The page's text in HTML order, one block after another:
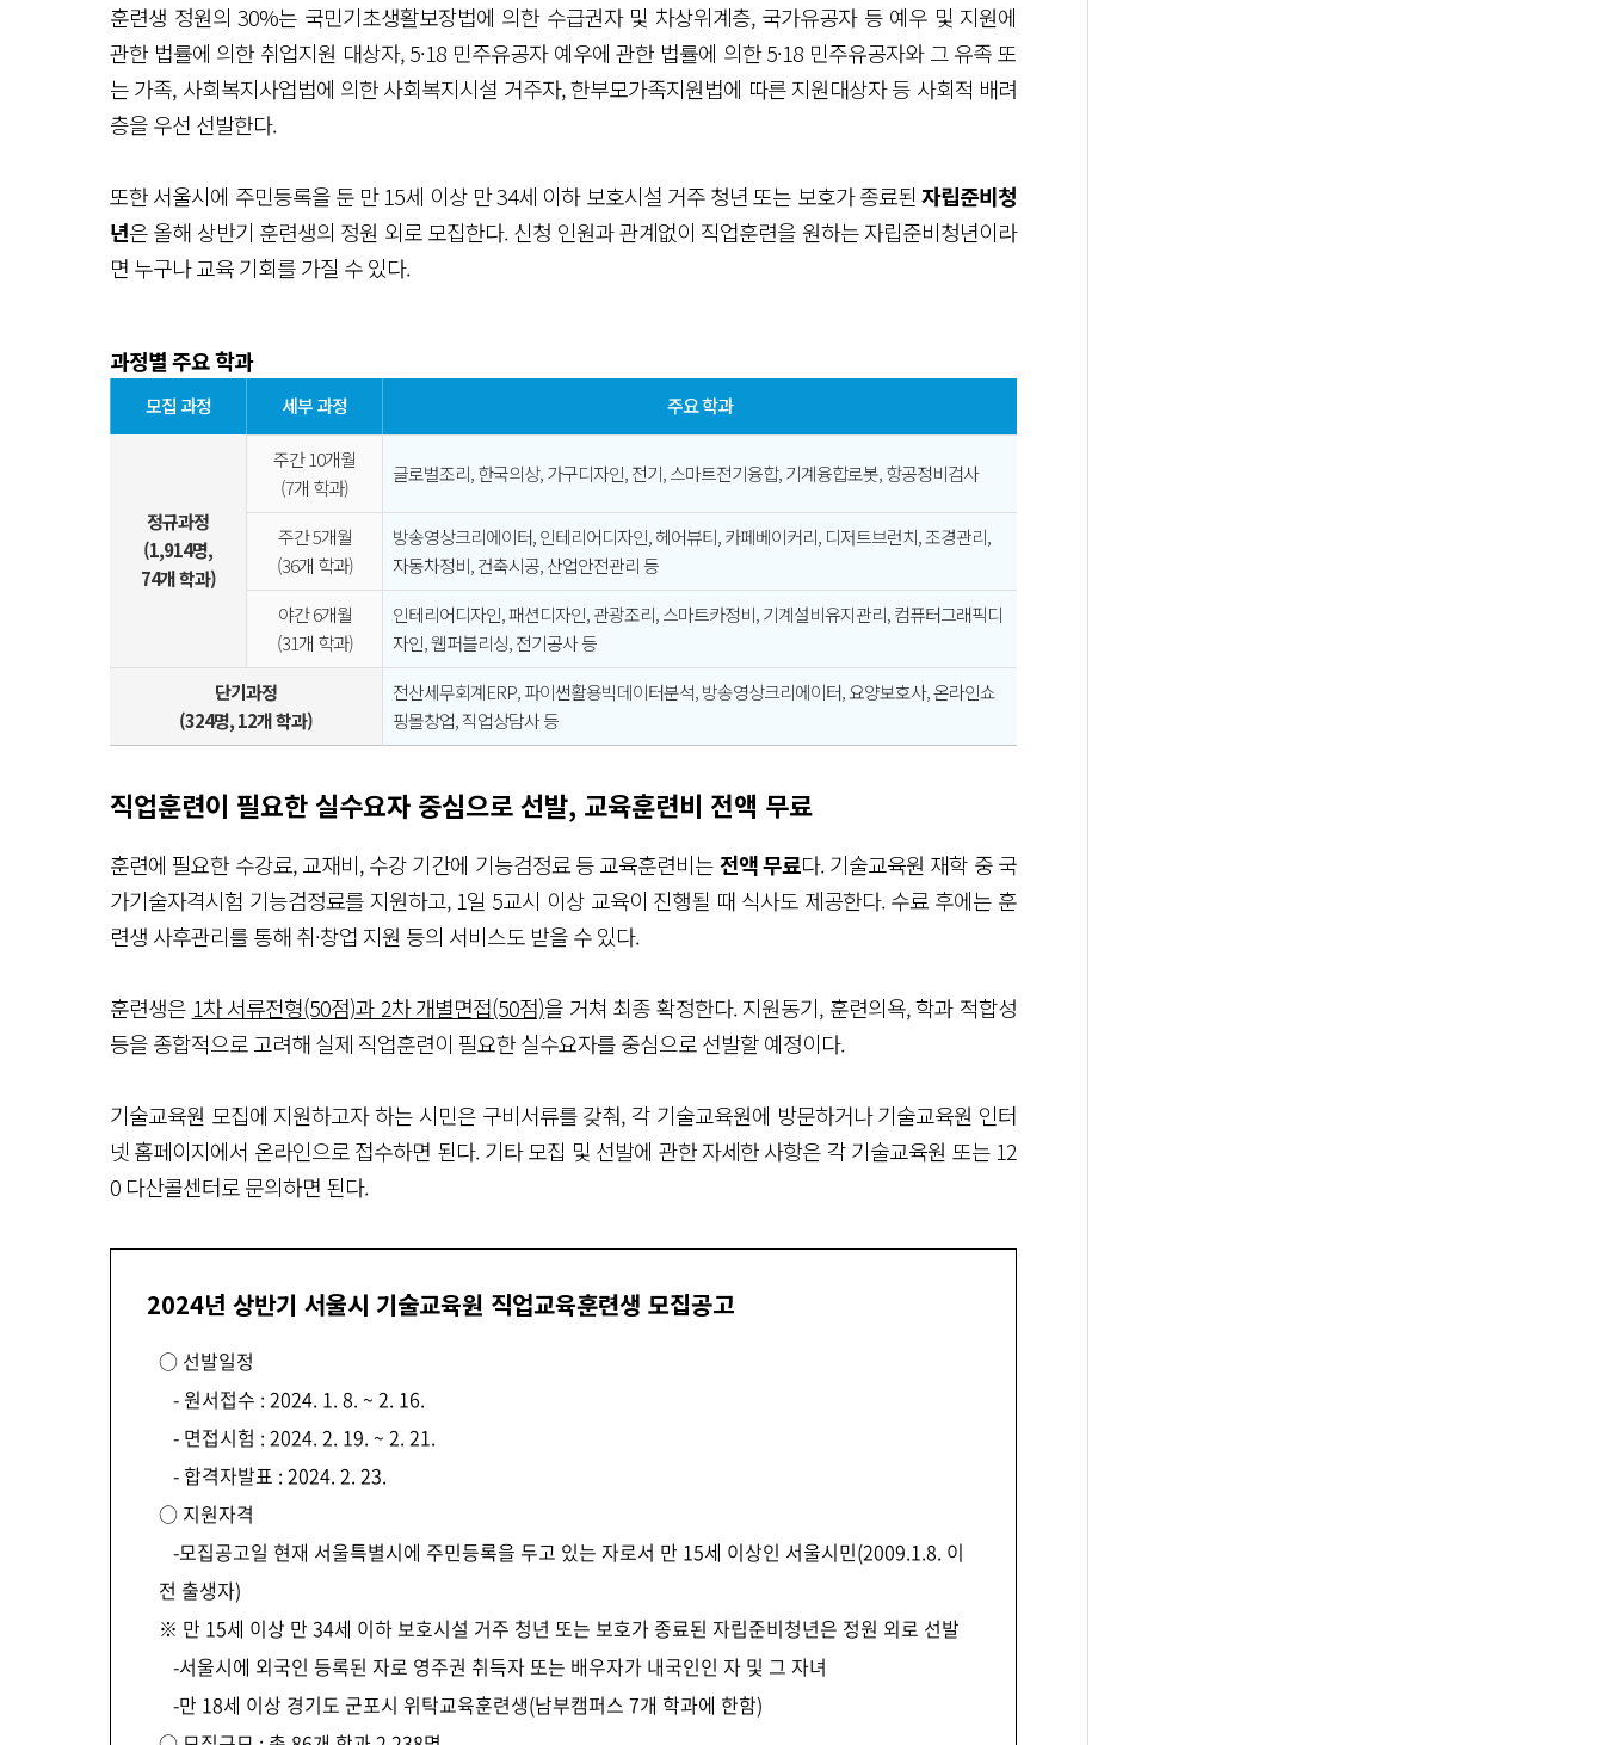
훈련생 정원의 30%는 국민기초생활보장법에 의한 수급권자 및 차상위계층, 국가유공자 등 예우 및 지원에
관한 법률에 의한 취업지원 대상자, 5·18 민주유공자 예우에 관한 법률에 의한 5·18 민주유공자와 그 유족 또
는 가족, 사회복지사업법에 의한 사회복지시설 거주자, 한부모가족지원법에 따른 지원대상자 등 사회적 배려
층을 우선 선발한다.
또한 서울시에 주민등록을 둔 만 15세 이상 만 34세 이하 보호시설 거주 청년 또는 보호가 종료된 자립준비청
년은 올해 상반기 훈련생의 정원 외로 모집한다. 신청 인원과 관계없이 직업훈련을 원하는 자립준비청년이라
면 누구나 교육 기회를 가질 수 있다.
과정별 주요 학과
모집 과정 세부 과정 주요 학과
정규과정
(1,914명,
74개 학과)
주간 10개월
(7개 학과)
글로벌조리, 한국의상, 가구디자인, 전기, 스마트전기융합, 기계융합로봇, 항공정비검사
주간 5개월
(36개 학과)
방송영상크리에이터, 인테리어디자인, 헤어뷰티, 카페베이커리, 디저트브런치, 조경관리,
자동차정비, 건축시공, 산업안전관리 등
야간 6개월
(31개 학과)
인테리어디자인, 패션디자인, 관광조리, 스마트카정비, 기계설비유지관리, 컴퓨터그래픽디
자인, 웹퍼블리싱, 전기공사 등
단기과정
(324명, 12개 학과)
전산세무회계ERP, 파이썬활용빅데이터분석, 방송영상크리에이터, 요양보호사, 온라인쇼
핑몰창업, 직업상담사 등
직업훈련이 필요한 실수요자 중심으로 선발, 교육훈련비 전액 무료
훈련에 필요한 수강료, 교재비, 수강 기간에 기능검정료 등 교육훈련비는전액 무료다. 기술교육원 재학 중 국
가기술자격시험 기능검정료를 지원하고, 1일 5교시 이상 교육이 진행될 때 식사도 제공한다. 수료 후에는 훈
련생 사후관리를 통해 취·창업 지원 등의 서비스도 받을 수 있다.
훈련생은 1차 서류전형(50점)과 2차 개별면접(50점)을 거쳐 최종 확정한다. 지원동기, 훈련의욕, 학과 적합성
등을 종합적으로 고려해 실제 직업훈련이 필요한 실수요자를 중심으로 선발할 예정이다.
기술교육원 모집에 지원하고자 하는 시민은 구비서류를 갖춰, 각 기술교육원에 방문하거나 기술교육원 인터
넷 홈페이지에서 온라인으로 접수하면 된다. 기타 모집 및 선발에 관한 자세한 사항은 각 기술교육원 또는 12
0 다산콜센터로 문의하면 된다.
2024년 상반기 서울시 기술교육원 직업교육훈련생 모집공고
○ 선발일정
- 원서접수 : 2024. 1. 8. ~ 2. 16.
- 면접시험 : 2024. 2. 19. ~ 2. 21.
- 합격자발표 : 2024. 2. 23.
○ 지원자격
-모집공고일 현재 서울특별시에 주민등록을 두고 있는 자로서 만 15세 이상인 서울시민(2009.1.8. 이
전 출생자)
※ 만 15세 이상 만 34세 이하 보호시설 거주 청년 또는 보호가 종료된 자립준비청년은 정원 외로 선발
-서울시에 외국인 등록된 자로 영주권 취득자 또는 배우자가 내국인인 자 및 그 자녀
-만 18세 이상 경기도 군포시 위탁교육훈련생(남부캠퍼스 7개 학과에 한함)